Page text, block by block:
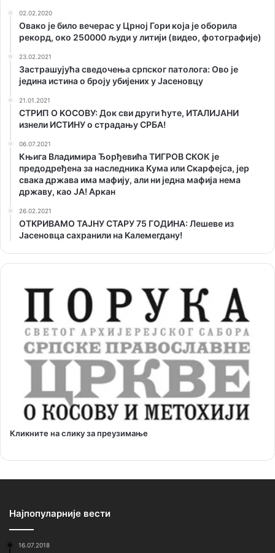
02.02.2020
Овако је било вечерас у Црној Гори која је оборила
рекорд, око 250000 људи у литији (видео, фотографије)
23.02.2021
Застрашујућа сведочења српског патолога: Ово је
једина истина о броју убијених у Јасеновцу
21.01.2021
СТРИП О KОСОВУ: Док сви други ћуте, ИТАЛИЈАНИ
изнели ИСТИНУ о страдању СРБА!
06.07.2021
Књига Владимира Ђорђевића ТИГРОВ СКОК је
предодређена за наследника Кума или Скарфејса, јер
свака држава има мафију, али ни једна мафија нема
државу, као ЈА! Аркан
26.02.2021
ОТKРИВАМО ТАЈНУ СТАРУ 75 ГОДИНА: Лешеве из
Јасеновца сахранили на Kалемегдану!
Кликните на слику за преузимање
Најпопуларније вести
16.07.2018